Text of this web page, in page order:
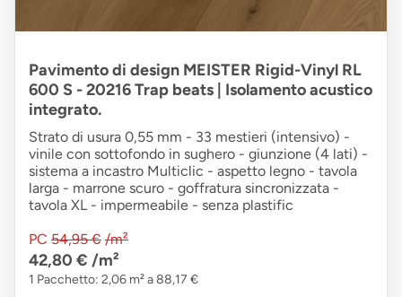
Pavimento di design MEISTER Rigid-Vinyl RL
600 S - 20216 Trap beats | Isolamento acustico
integrato.
Strato di usura 0,55 mm - 33 mestieri (intensivo) -
vinile con sottofondo in sughero - giunzione (4 lati) -
sistema a incastro Multiclic - aspetto legno - tavola
larga - marrone scuro - goffratura sincronizzata -
tavola XL - impermeabile - senza plastific
PC 54,95 € /m²
42,80 € /m²
1 Pacchetto: 2,06 m² a 88,17 €